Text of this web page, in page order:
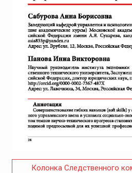
Колонка Следственного